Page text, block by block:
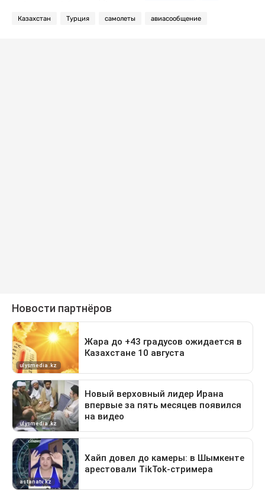
Казахстан Турция самолеты авиасообщение